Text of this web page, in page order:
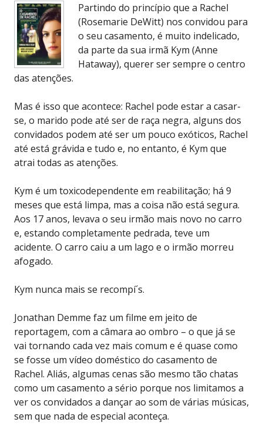
Partindo do princípio que a Rachel
(Rosemarie DeWitt) nos convidou para
o seu casamento, é muito indelicado,
da parte da sua irmã Kym (Anne
Hataway), querer ser sempre o centro
das atenções.
Mas é isso que acontece: Rachel pode estar a casar-
se, o marido pode até ser de raça negra, alguns dos
convidados podem até ser um pouco exóticos, Rachel
até está grávida e tudo e, no entanto, é Kym que
atrai todas as atenções.
Kym é um toxicodependente em reabilitação; há 9
meses que está limpa, mas a coisa não está segura.
Aos 17 anos, levava o seu irmão mais novo no carro
e, estando completamente pedrada, teve um
acidente. O carro caiu a um lago e o irmão morreu
afogado.
Kym nunca mais se recompí´s.
Jonathan Demme faz um filme em jeito de
reportagem, com a câmara ao ombro – o que já se
vai tornando cada vez mais comum e é quase como
se fosse um vídeo doméstico do casamento de
Rachel. Aliás, algumas cenas são mesmo tão chatas
como um casamento a sério porque nos limitamos a
ver os convidados a dançar ao som de várias músicas,
sem que nada de especial aconteça.